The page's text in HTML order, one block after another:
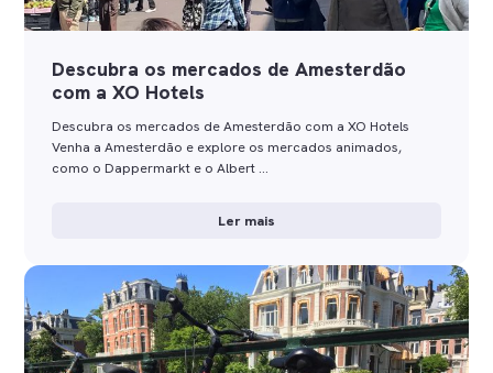
Descubra os mercados de Amesterdão
com a XO Hotels
Descubra os mercados de Amesterdão com a XO Hotels
Venha a Amesterdão e explore os mercados animados,
como o Dappermarkt e o Albert …
Ler mais